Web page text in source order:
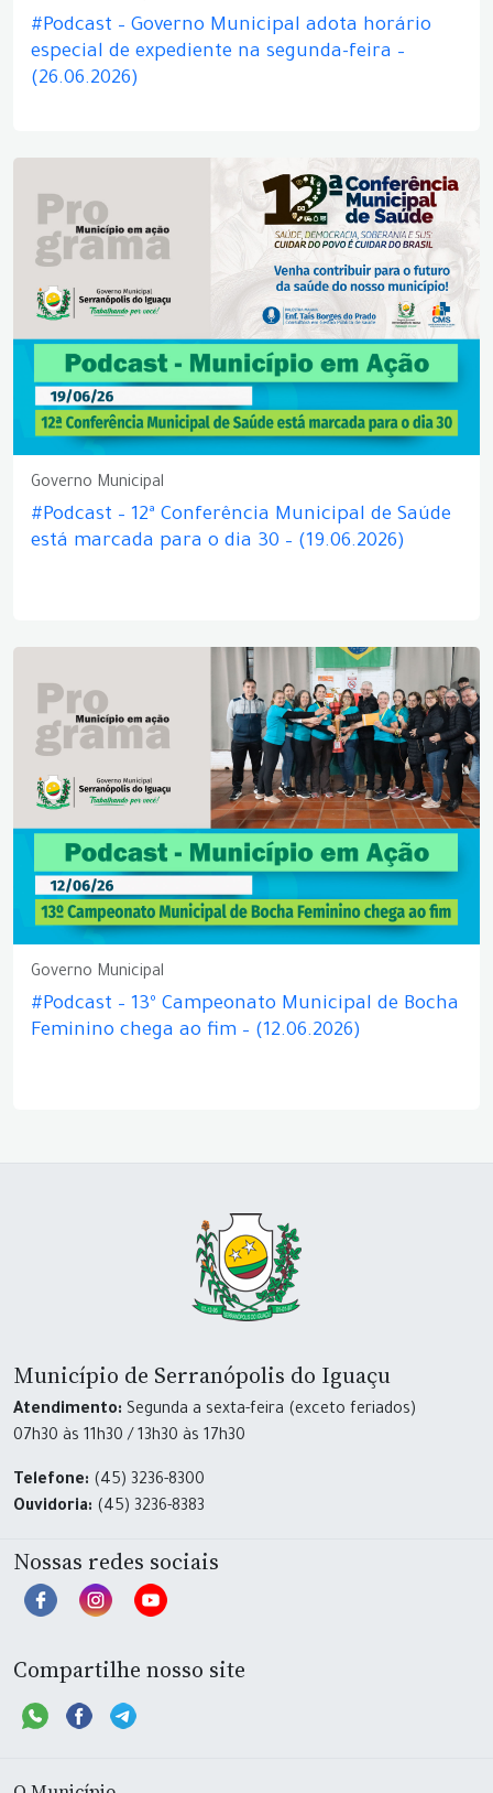
#Podcast – Governo Municipal adota horário
especial de expediente na segunda-feira –
(26.06.2026)
Governo Municipal
#Podcast – 12ª Conferência Municipal de Saúde
está marcada para o dia 30 – (19.06.2026)
Governo Municipal
#Podcast – 13º Campeonato Municipal de Bocha
Feminino chega ao fim – (12.06.2026)
Município de Serranópolis do Iguaçu
Atendimento: Segunda a sexta-feira (exceto feriados)
07h30 às 11h30 / 13h30 às 17h30
Telefone: (45) 3236-8300
Ouvidoria: (45) 3236-8383
Nossas redes sociais
Compartilhe nosso site